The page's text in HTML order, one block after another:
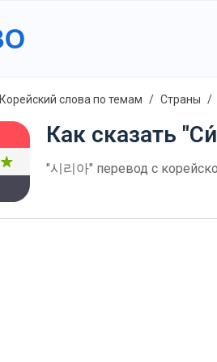
Корейский слова по темам Страны
Как сказать
"시리아" перевод с